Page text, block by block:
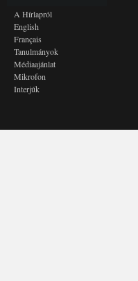
A Hírlapról
English
Français
Tanulmányok
Médiaajánlat
Mikrofon
Interjúk